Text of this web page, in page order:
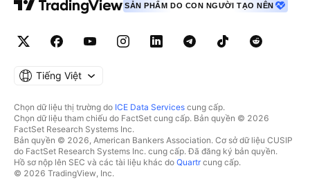
SẢN PHẨM DO CON NGƯỜI TẠO NÊN
Tiếng Việt
Chọn dữ liệu thị trường do ICE Data Services cung cấp.
Chọn dữ liệu tham chiếu do FactSet cung cấp. Bản quyền © 2026
FactSet Research Systems Inc.
Bản quyền © 2026, American Bankers Association. Cơ sở dữ liệu CUSIP
do FactSet Research Systems Inc. cung cấp. Đã đăng ký bản quyền.
Hồ sơ nộp lên SEC và các tài liệu khác do Quartrcung cấp.
© 2026 TradingView, Inc.